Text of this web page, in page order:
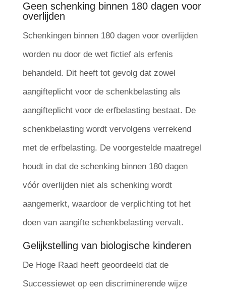
Geen schenking binnen 180 dagen voor
overlijden
Schenkingen binnen 180 dagen voor overlijden
worden nu door de wet fictief als erfenis
behandeld. Dit heeft tot gevolg dat zowel
aangifteplicht voor de schenkbelasting als
aangifteplicht voor de erfbelasting bestaat. De
schenkbelasting wordt vervolgens verrekend
met de erfbelasting. De voorgestelde maatregel
houdt in dat de schenking binnen 180 dagen
vóór overlijden niet als schenking wordt
aangemerkt, waardoor de verplichting tot het
doen van aangifte schenkbelasting vervalt.
Gelijkstelling van biologische kinderen
De Hoge Raad heeft geoordeeld dat de
Successiewet op een discriminerende wijze